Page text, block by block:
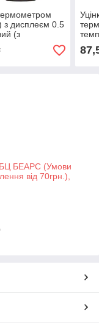
з дисплеєм 0.5
(з
сталі)
БЦ БЕАРС (Умови
від 70грн.),